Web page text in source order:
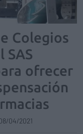
Colegios
SAS
ofrecer
04/2021